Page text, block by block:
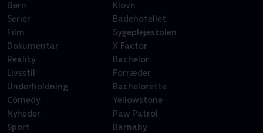
Børn
Serier
Film
Dokumentar
Reality
Livsstil
Underholdning
Comedy
Nyheder
Sport
Klovn
Badehotellet
Sygeplejeskolen
X Factor
Bachelor
Forræder
Bachelorette
Yellowstone
Paw Patrol
Barnaby